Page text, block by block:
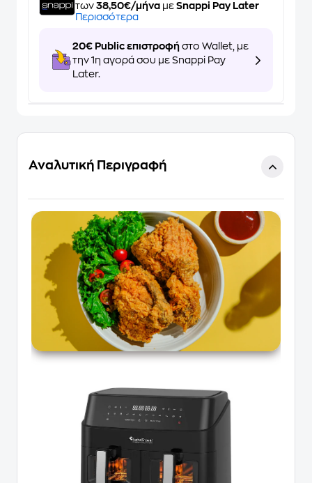
των 38,50€/μήνα με Snappi Pay Later
Περισσότερα
20€ Public επιστροφή στο Wallet, με
την 1η αγορά σου με Snappi Pay
Later.
Αναλυτική Περιγραφή